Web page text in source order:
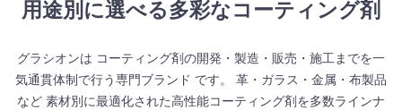
用途別に選べる多彩なコーティング剤
グラシオンは コーティング剤の開発・製造・販売・施工までを一
気通貫体制で行う専門ブランド です。 革・ガラス・金属・布製品
など 素材別に最適化された高性能コーティング剤を多数ラインナ